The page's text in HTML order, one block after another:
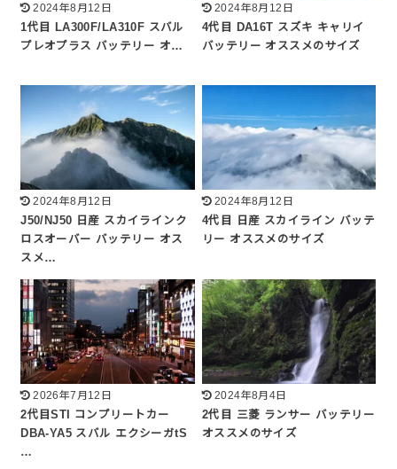
2024年8月12日
1代目 LA300F/LA310F スバル
プレオプラス バッテリー オ…
2024年8月12日
4代目 DA16T スズキ キャリイ
バッテリー オススメのサイズ
2024年8月12日
J50/NJ50 日産 スカイラインク
ロスオーバー バッテリー オス
スメ…
2024年8月12日
4代目 日産 スカイライン バッテ
リー オススメのサイズ
2026年7月12日
2代目STI コンプリートカー
DBA-YA5 スバル エクシーガtS
…
2024年8月4日
2代目 三菱 ランサー バッテリー
オススメのサイズ